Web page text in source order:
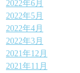
2022年6月
2022年5月
2022年4月
2022年3月
2021年12月
2021年11月